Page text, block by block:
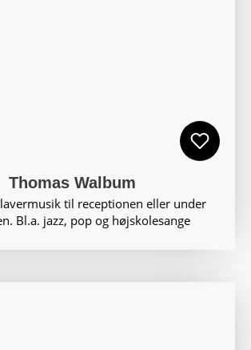
Thomas Walbum
til receptionen eller under
Bl.a. jazz, pop og højskolesange